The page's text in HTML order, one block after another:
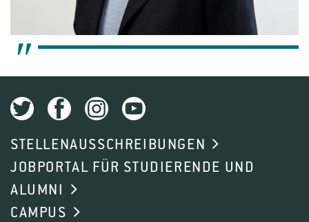
STELLENAUSSCHREIBUNGEN
JOBPORTAL FÜR STUDIERENDE UND
ALUMNI
CAMPUS